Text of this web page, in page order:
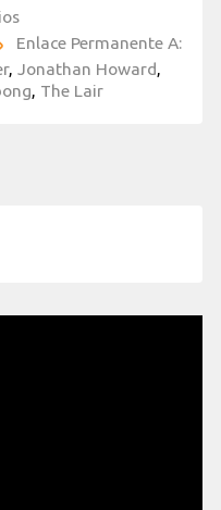
Enlace Permanente A:
, Jonathan Howard
The Lair